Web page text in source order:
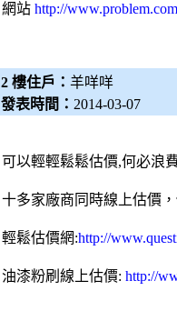
網站 http://
2 樓住戶： 羊咩咩
發表時間： 2014-03-07
可以輕輕鬆鬆估價,何必浪
十多家廠商同時線上估價
輕鬆估價網:http://
油漆粉刷 線上估價: http://